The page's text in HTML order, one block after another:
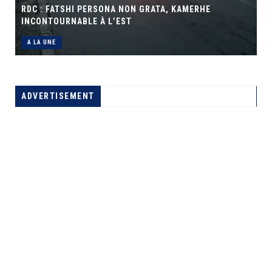
RDC : FATSHI PERSONA NON GRATA, KAMERHE
INCONTOURNABLE À L’EST
A LA UNE
ADVERTISEMENT